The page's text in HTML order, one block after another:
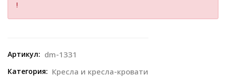
!
Артикул: dm-1331
Категория: Кресла и кресла-кровати